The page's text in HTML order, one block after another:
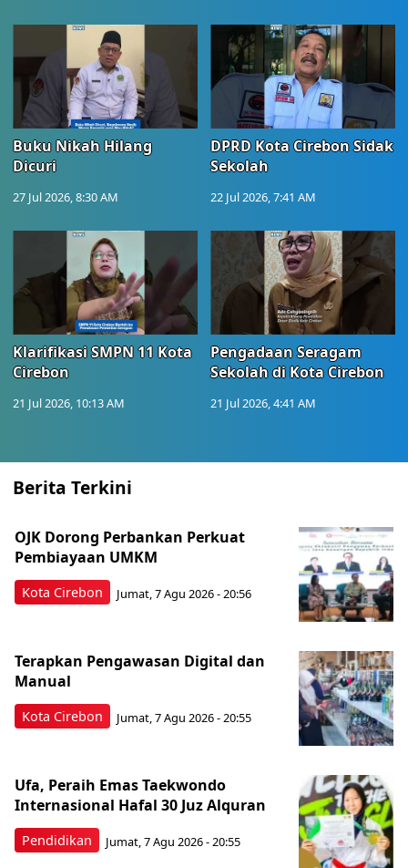
Buku Nikah Hilang
Dicuri
27 Jul 2026, 8:30 AM
DPRD Kota Cirebon Sidak
Sekolah
22 Jul 2026, 7:41 AM
Klarifikasi SMPN 11 Kota
Cirebon
21 Jul 2026, 10:13 AM
Pengadaan Seragam
Sekolah di Kota Cirebon
21 Jul 2026, 4:41 AM
Berita Terkini
Kota Cirebon
OJK Dorong Perbankan Perkuat
Pembiayaan UMKM
Jumat, 7 Agu 2026 - 20:56
Kota Cirebon
Terapkan Pengawasan Digital dan
Manual
Jumat, 7 Agu 2026 - 20:55
Pendidikan
Ufa, Peraih Emas Taekwondo
Internasional Hafal 30 Juz Alquran
Jumat, 7 Agu 2026 - 20:55